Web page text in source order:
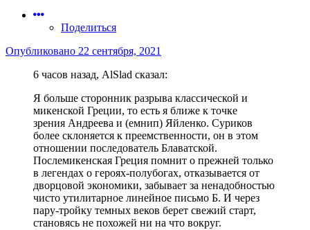
Поделиться
Опубликовано 22 сентября, 2021
6 часов назад, AlSlad сказал:
Я больше сторонник разрыва классической и
микенской Греции, то есть я ближе к точке
зрения Андреева и (емнип) Яйленко. Суриков
более склоняется к преемственности, он в этом
отношении последователь Блаватской.
Послемикенская Греция помнит о прежней только
в легендах о героях-полубогах, отказывается от
дворцовой экономики, забывает за ненадобностью
чисто утилитарное линейное письмо Б. И через
пару-тройку темных веков берет свежий старт,
становясь не похожей ни на что вокруг.